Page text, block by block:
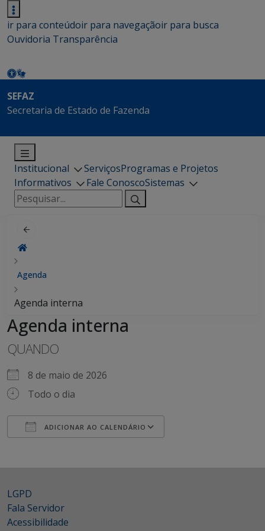
ir para conteúdoir para navegaçãoir para busca
Ouvidoria Transparência
SEFAZ
Secretaria de Estado de Fazenda
Institucional ServiçosProgramas e Projetos
Informativos
Fale ConoscoSistemas
Pesquisar
por:
Agenda
Agenda interna
Agenda interna
QUANDO
8 de maio de 2026
Todo o dia
ADICIONAR AO CALENDÁRIO
LGPD
Fala Servidor
Acessibilidade